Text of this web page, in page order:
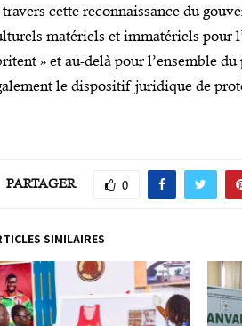
cette reconnaissance du
matériels et immatériels pour
» et au-delà pour l’ensemble
le dispositif juridique de
PARTAGER 0
SIMILAIRES